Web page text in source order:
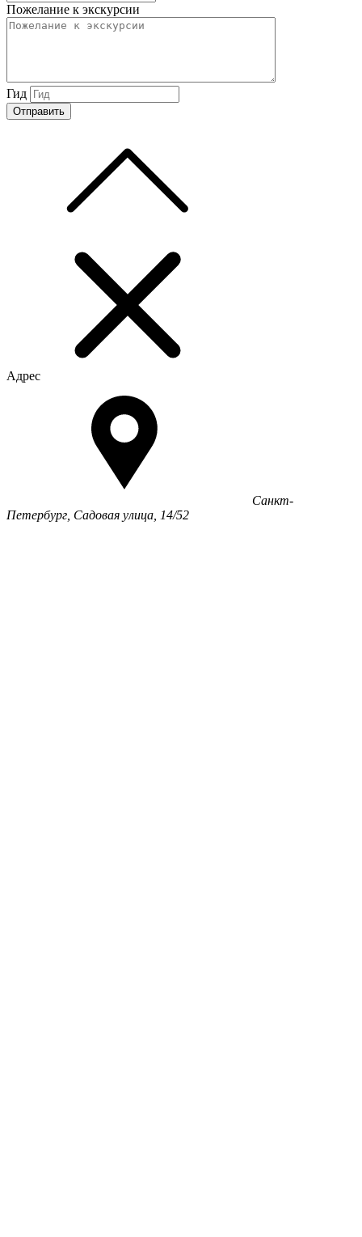
Пожелание к экскурсии
Гид
Адрес
Санкт-
Петербург, Садовая улица, 14/52